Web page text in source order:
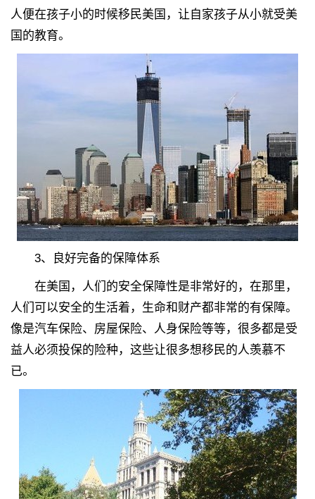
人便在孩子小的时候移民美国，让自家孩子从小就受美
国的教育。
3、良好完备的保障体系
在美国，人们的安全保障性是非常好的，在那里，
人们可以安全的生活着，生命和财产都非常的有保障。
像是汽车保险、房屋保险、人身保险等等，很多都是受
益人必须投保的险种，这些让很多想移民的人羡慕不
已。